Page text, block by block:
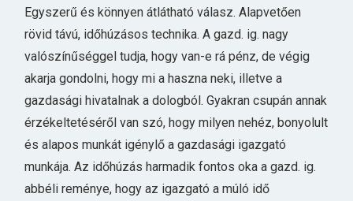
Egyszerű és könnyen átlátható válasz. Alapvetően
rövid távú, időhúzásos technika. A gazd. ig. nagy
valószínűséggel tudja, hogy van-e rá pénz, de végig
akarja gondolni, hogy mi a haszna neki, illetve a
gazdasági hivatalnak a dologból. Gyakran csupán annak
érzékeltetéséről van szó, hogy milyen nehéz, bonyolult
és alapos munkát igénylő a gazdasági igazgató
munkája. Az időhúzás harmadik fontos oka a gazd. ig.
abbéli reménye, hogy az igazgató a múló idő